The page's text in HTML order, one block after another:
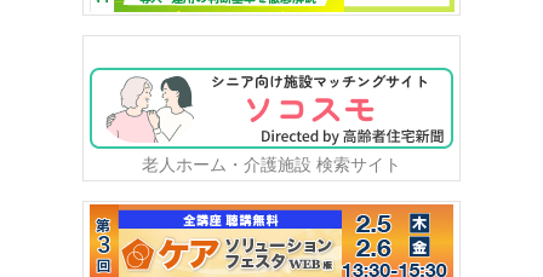
老人ホーム・介護施設 検索サイト